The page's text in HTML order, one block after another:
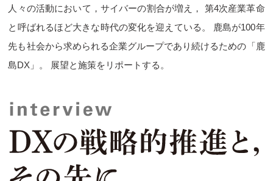
人々の活動において，サイバーの割合が増え，
第4次産業革命
と呼ばれるほど大きな時代の変化を迎えている。
鹿島が100年
先も社会から求められる企業グループであり続けるための「鹿
島DX」。
展望と施策をリポートする。